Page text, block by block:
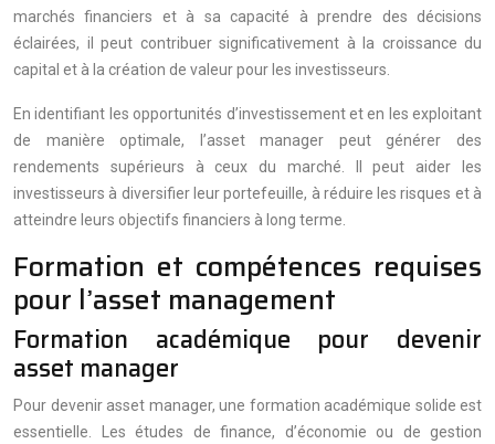
marchés financiers et à sa capacité à prendre des décisions
éclairées, il peut contribuer significativement à la croissance du
capital et à la création de valeur pour les investisseurs.
En identifiant les opportunités d’investissement et en les exploitant
de manière optimale, l’asset manager peut générer des
rendements supérieurs à ceux du marché. Il peut aider les
investisseurs à diversifier leur portefeuille, à réduire les risques et à
atteindre leurs objectifs financiers à long terme.
Formation et compétences requises
pour l’asset management
Formation académique pour devenir
asset manager
Pour devenir asset manager, une formation académique solide est
essentielle. Les études de finance, d’économie ou de gestion